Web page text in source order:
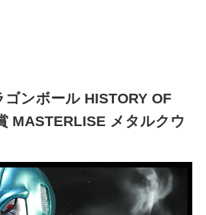
ンボール HISTORY OF
MASTERLISE メタルクウ